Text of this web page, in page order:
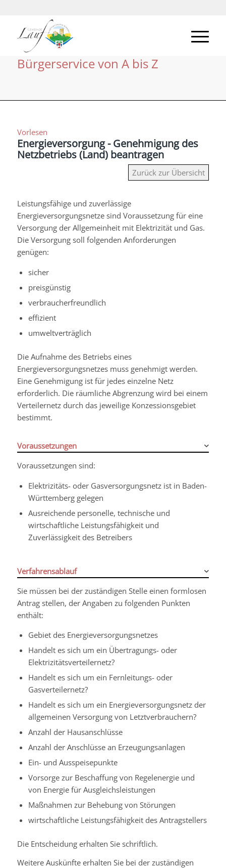
Bürgerservice von A bis Z
Vorlesen
Energieversorgung - Genehmigung des
Netzbetriebs (Land) beantragen
Zurück zur Übersicht
Leistungsfähige und zuverlässige
Energieversorgungsnetze sind Voraussetzung für eine
Versorgung der Allgemeinheit mit Elektrizität und Gas.
Die Versorgung soll folgenden Anforderungen
genügen:
sicher
preisgünstig
verbraucherfreundlich
effizient
umweltverträglich
Die Aufnahme des Betriebs eines
Energieversorgungsnetzes muss genehmigt werden.
Eine Genehmigung ist für jedes einzelne Netz
erforderlich. Die räumliche Abgrenzung wird bei einem
Verteilernetz durch das jeweilige Konzessionsgebiet
bestimmt.
Voraussetzungen
Voraussetzungen sind:
Elektrizitäts- oder Gasversorgungsnetz ist in Baden-
Württemberg gelegen
Ausreichende personelle, technische und
wirtschaftliche Leistungsfähigkeit und
Zuverlässigkeit des Betreibers
Verfahrensablauf
Sie müssen bei der zuständigen Stelle einen formlosen
Antrag stellen, der Angaben zu folgenden Punkten
enthält:
Gebiet des Energieversorgungsnetzes
Handelt es sich um ein Übertragungs- oder
Elektrizitätsverteilernetz?
Handelt es sich um ein Fernleitungs- oder
Gasverteilernetz?
Handelt es sich um ein Energieversorgungsnetz der
allgemeinen Versorgung von Letztverbrauchern?
Anzahl der Hausanschlüsse
Anzahl der Anschlüsse an Erzeugungsanlagen
Ein- und Ausspeisepunkte
Vorsorge zur Beschaffung von Regelenergie und
von Energie für Ausgleichsleistungen
Maßnahmen zur Behebung von Störungen
wirtschaftliche Leistungsfähigkeit des Antragstellers
Die Entscheidung erhalten Sie schriftlich.
Weitere Auskünfte erhalten Sie bei der zuständigen